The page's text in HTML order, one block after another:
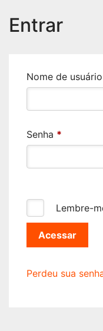
Entrar
Nome de
Senha *
Lembre-
Acessar
Perdeu sua